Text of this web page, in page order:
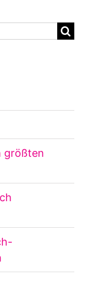
größten